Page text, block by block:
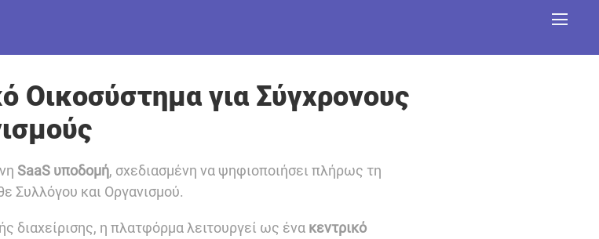
Οικοσύστημα για Σύγχρονους
SaaS υποδομή, σχεδιασμένη να ψηφιοποιήσει πλήρως τη
Συλλόγου και Οργανισμού.
διαχείρισης, η πλατφόρμα λειτουργεί ως ένα κεντρικό